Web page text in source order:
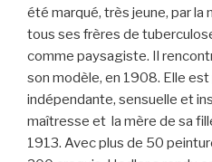
été marqué, très jeune, par
tous ses frères de
comme paysagiste. Il
son modèle, en 1908. Elle
indépendante, sensuelle et
maîtresse et la mère de sa
1913. Avec plus de 50